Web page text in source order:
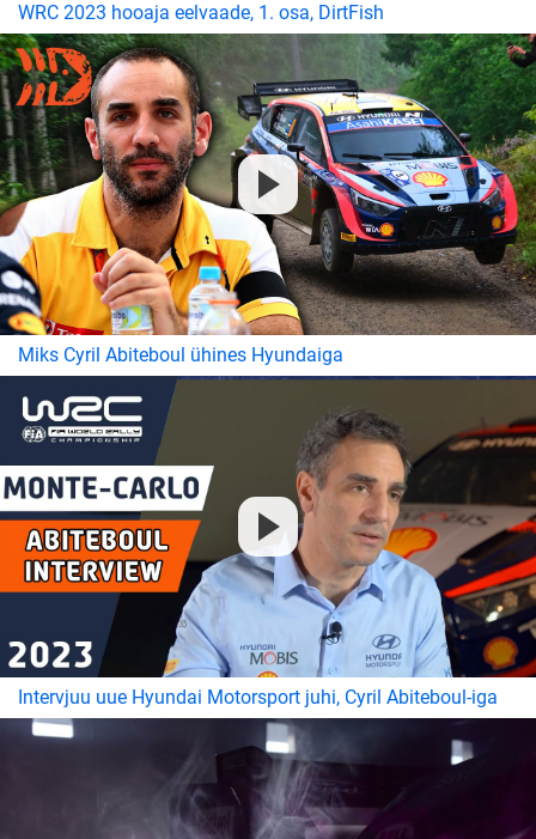
WRC 2023 hooaja eelvaade, 1. osa, DirtFish
Miks Cyril Abiteboul ühines Hyundaiga
Intervjuu uue Hyundai Motorsport juhi, Cyril Abiteboul-iga